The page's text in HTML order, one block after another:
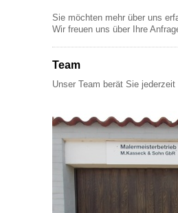
Sie möchten mehr über uns
Wir freuen uns über Ihre
Team
Unser Team berät Sie jederzeit